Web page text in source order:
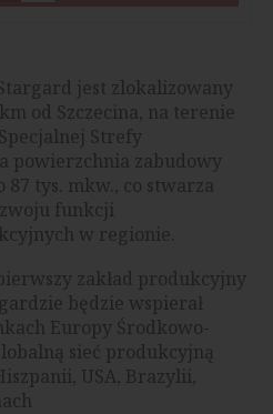
jest zlokalizowany
od Szczecina, na terenie
Strefy
powierzchnia zabudowy
87 tys. mkw., co stwarza
funkcji
w regionie.
zakład produkcyjny
będzie wspierał
Europy Środkowo-
sieć produkcyjną
USA, Brazylii,